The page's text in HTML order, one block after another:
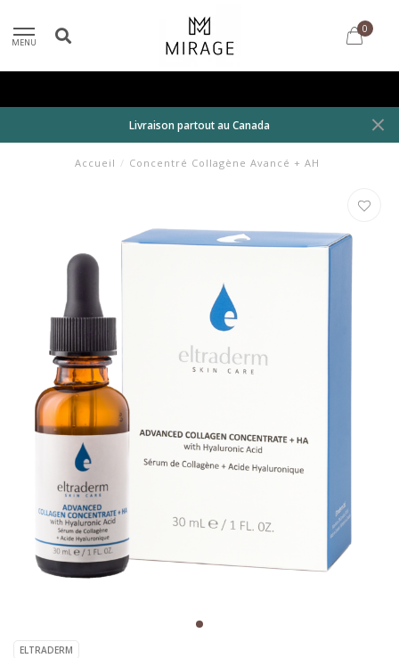
MENU
0
Livraison partout au Canada
Accueil / Concentré Collagène Avancé + AH
ELTRADERM